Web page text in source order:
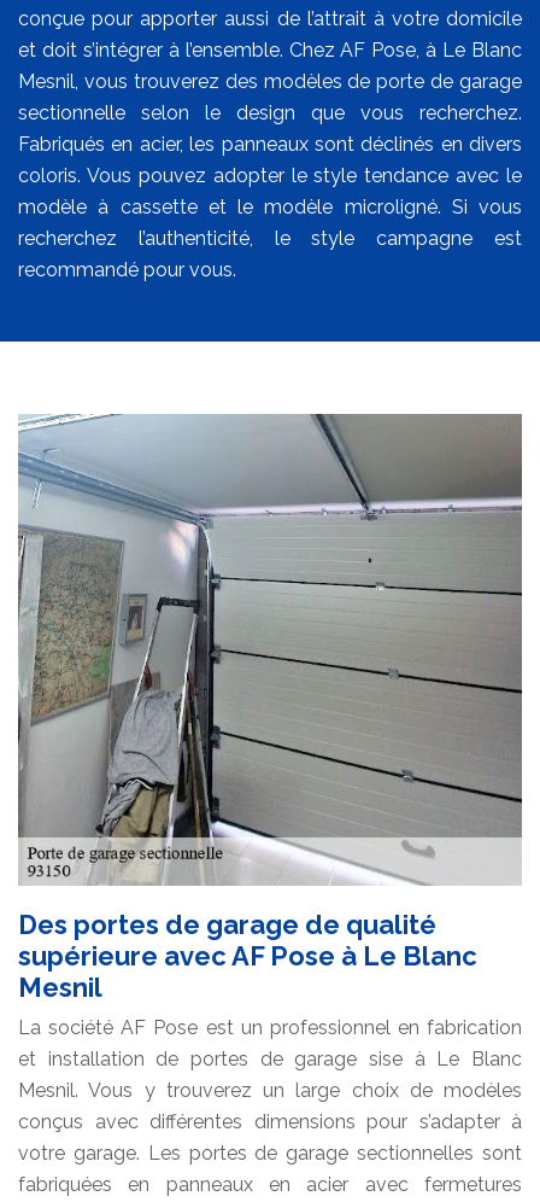
conçue pour apporter aussi de l’attrait à votre domicile
et doit s’intégrer à l’ensemble. Chez AF Pose, à Le Blanc
Mesnil, vous trouverez des modèles de porte de garage
sectionnelle selon le design que vous recherchez.
Fabriqués en acier, les panneaux sont déclinés en divers
coloris. Vous pouvez adopter le style tendance avec le
modèle à cassette et le modèle microligné. Si vous
recherchez l’authenticité, le style campagne est
recommandé pour vous.
Des portes de garage de qualité
supérieure avec AF Pose à Le Blanc
Mesnil
La société AF Pose est un professionnel en fabrication
et installation de portes de garage sise à Le Blanc
Mesnil. Vous y trouverez un large choix de modèles
conçus avec différentes dimensions pour s’adapter à
votre garage. Les portes de garage sectionnelles sont
fabriquées en panneaux en acier avec fermetures